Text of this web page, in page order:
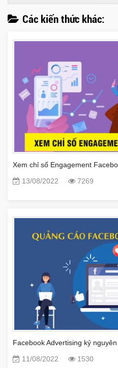
Các kiến thức khác:
Xem chỉ số Engagement
13/08/2022
7269
Facebook Advertising kỷ
11/08/2022
1530